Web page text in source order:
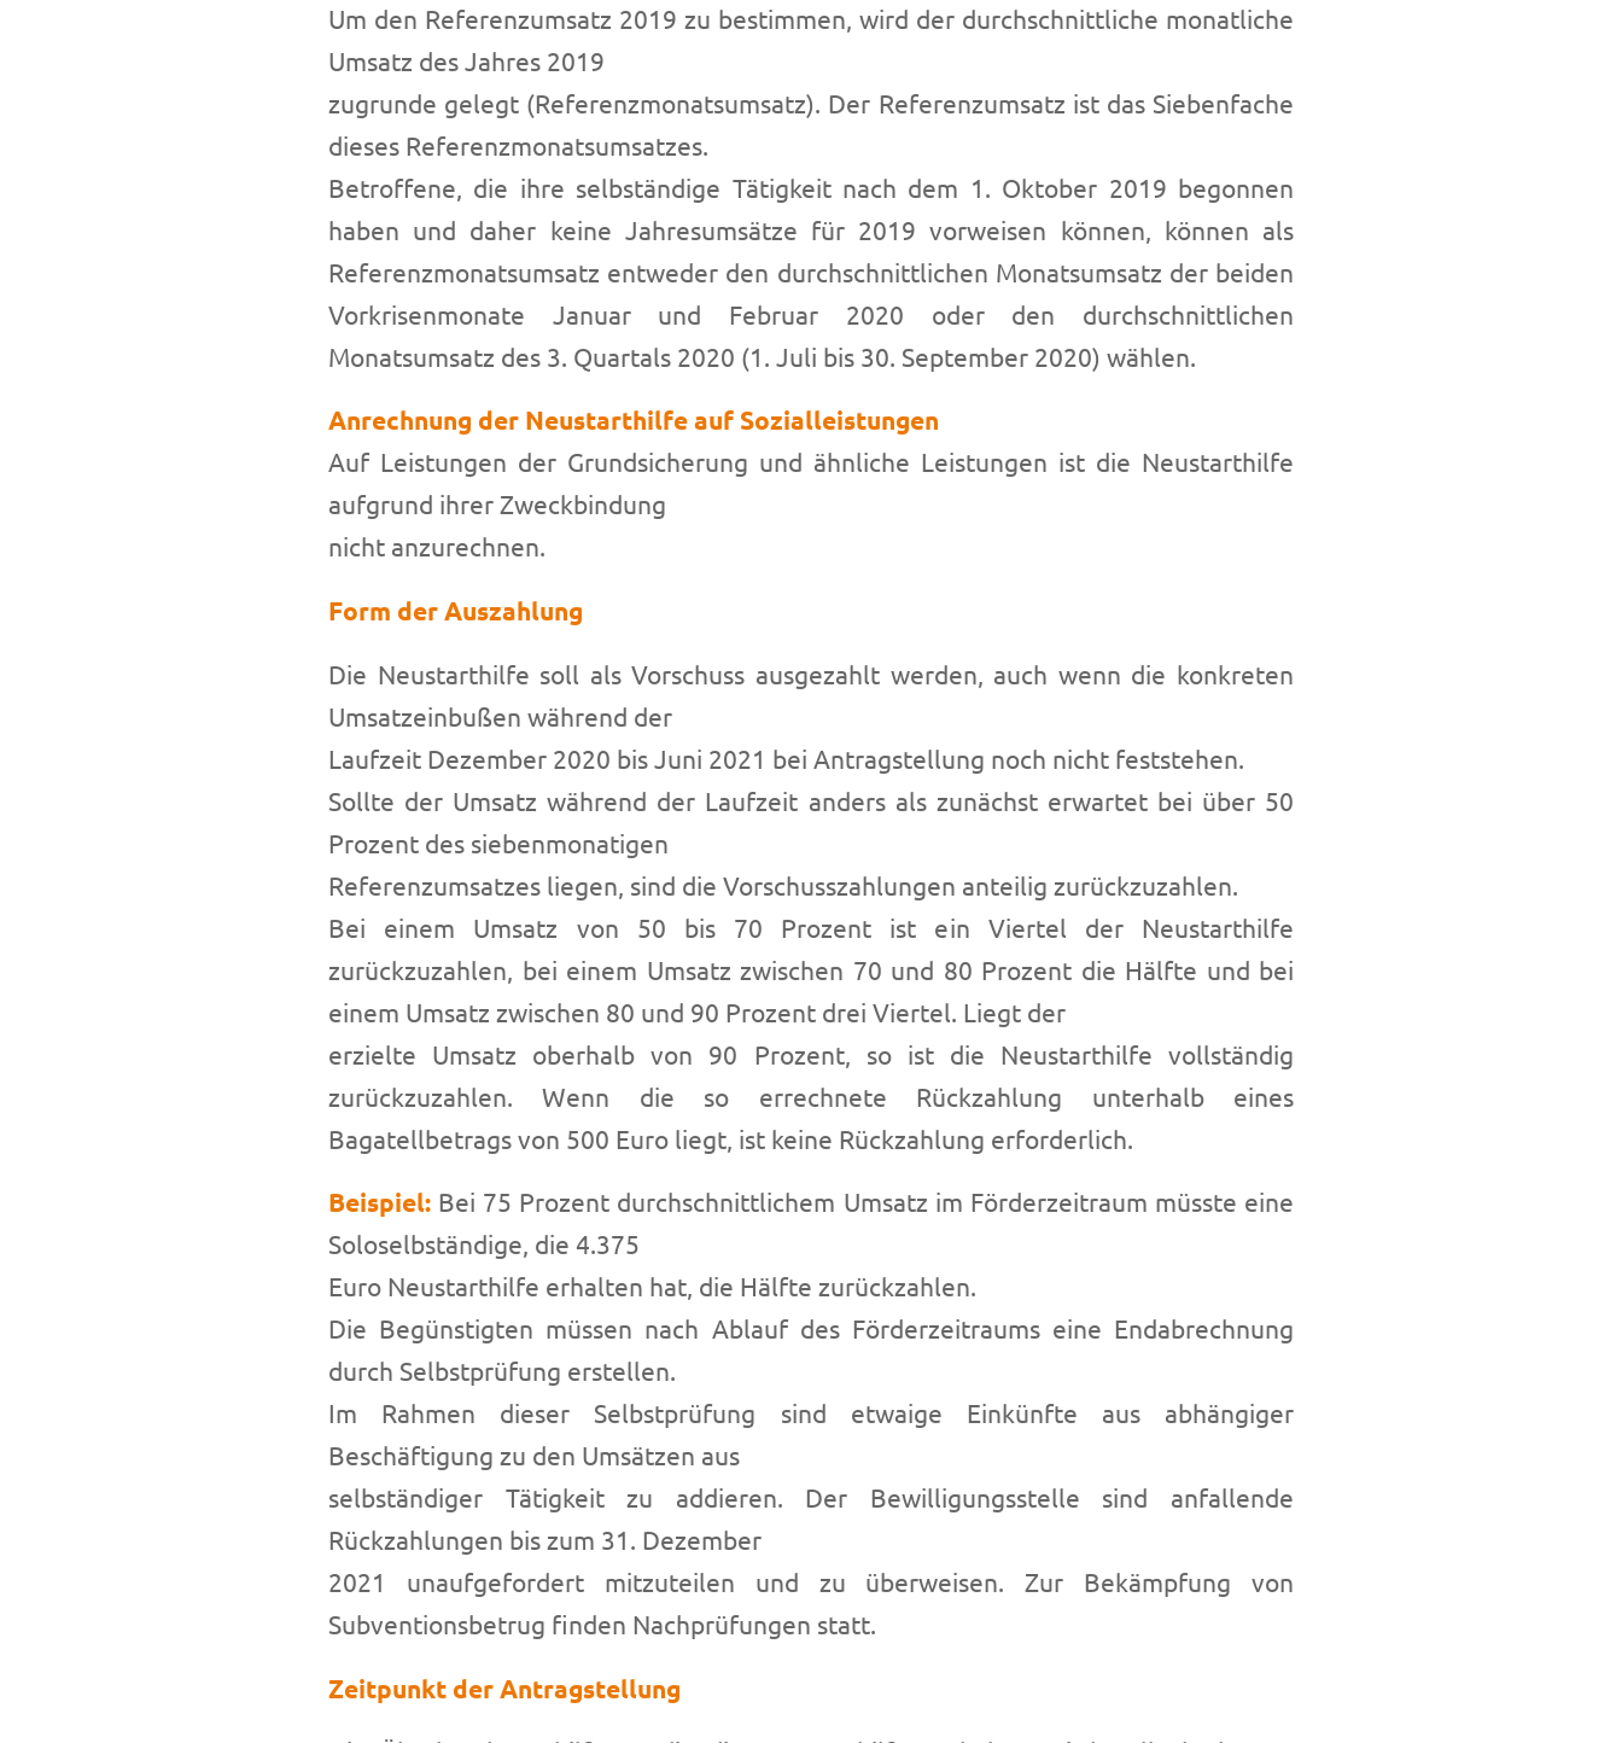
Um den Referenzumsatz 2019 zu bestimmen, wird der durchschnittliche monatliche
Umsatz des Jahres 2019
zugrunde gelegt (Referenzmonatsumsatz). Der Referenzumsatz ist das Siebenfache
dieses Referenzmonatsumsatzes.
Betroffene, die ihre selbständige Tätigkeit nach dem 1. Oktober 2019 begonnen
haben und daher keine Jahresumsätze für 2019 vorweisen können, können als
Referenzmonatsumsatz entweder den durchschnittlichen Monatsumsatz der beiden
Vorkrisenmonate Januar und Februar 2020 oder den durchschnittlichen
Monatsumsatz des 3. Quartals 2020 (1. Juli bis 30. September 2020) wählen.
Anrechnung der Neustarthilfe auf Sozialleistungen
Auf Leistungen der Grundsicherung und ähnliche Leistungen ist die Neustarthilfe
aufgrund ihrer Zweckbindung
nicht anzurechnen.
Form der Auszahlung
Die Neustarthilfe soll als Vorschuss ausgezahlt werden, auch wenn die konkreten
Umsatzeinbußen während der
Laufzeit Dezember 2020 bis Juni 2021 bei Antragstellung noch nicht feststehen.
Sollte der Umsatz während der Laufzeit anders als zunächst erwartet bei über 50
Prozent des siebenmonatigen
Referenzumsatzes liegen, sind die Vorschusszahlungen anteilig zurückzuzahlen.
Bei einem Umsatz von 50 bis 70 Prozent ist ein Viertel der Neustarthilfe
zurückzuzahlen, bei einem Umsatz zwischen 70 und 80 Prozent die Hälfte und bei
einem Umsatz zwischen 80 und 90 Prozent drei Viertel. Liegt der
erzielte Umsatz oberhalb von 90 Prozent, so ist die Neustarthilfe vollständig
zurückzuzahlen. Wenn die so errechnete Rückzahlung unterhalb eines
Bagatellbetrags von 500 Euro liegt, ist keine Rückzahlung erforderlich.
Beispiel: Bei 75 Prozent durchschnittlichem Umsatz im Förderzeitraum müsste eine
Soloselbständige, die 4.375
Euro Neustarthilfe erhalten hat, die Hälfte zurückzahlen.
Die Begünstigten müssen nach Ablauf des Förderzeitraums eine Endabrechnung
durch Selbstprüfung erstellen.
Im Rahmen dieser Selbstprüfung sind etwaige Einkünfte aus abhängiger
Beschäftigung zu den Umsätzen aus
selbständiger Tätigkeit zu addieren. Der Bewilligungsstelle sind anfallende
Rückzahlungen bis zum 31. Dezember
2021 unaufgefordert mitzuteilen und zu überweisen. Zur Bekämpfung von
Subventionsbetrug finden Nachprüfungen statt.
Zeitpunkt der Antragstellung